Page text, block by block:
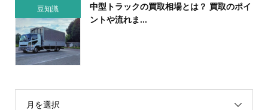
豆知識
中型トラックの買取相場とは？ 買取のポイ
ントや流れま...
月を選択